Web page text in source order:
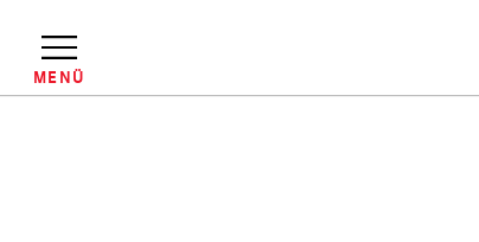
Inhalt
MENÜ